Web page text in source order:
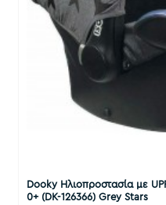
Dooky Ηλιοπροστασία με
0+ (DK-126366) Grey Stars